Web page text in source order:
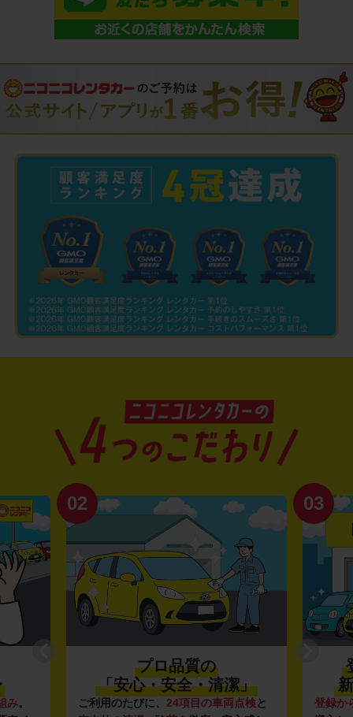
み。
02
プロ品質の
「安心・安全・清潔」
ご利用のたびに、 24項目の車両点検と
03
登録か